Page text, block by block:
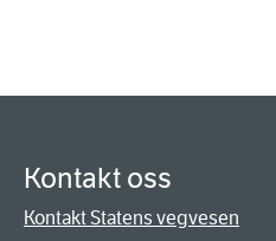
Kontakt oss
Kontakt Statens vegvesen